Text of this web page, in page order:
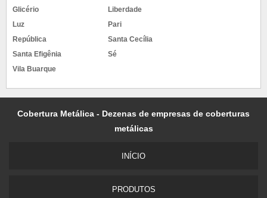
Glicério
Liberdade
Luz
Pari
República
Santa Cecília
Santa Efigênia
Sé
Vila Buarque
Cobertura Metálica - Dezenas de empresas de coberturas
metálicas
INÍCIO
PRODUTOS